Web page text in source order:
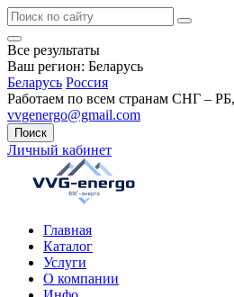
Все результаты
Ваш регион: Беларусь
Беларусь Россия
Работаем по всем странам СНГ –
vvgenergo@gmail.com
Поиск
Личный кабинет
Главная
Каталог
Услуги
О компании